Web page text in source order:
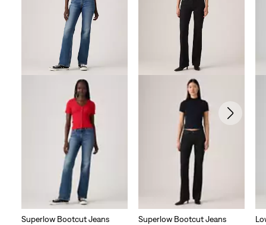
beoordelingen
Superlow Bootcut Jeans
Superlow Bootcut Jeans